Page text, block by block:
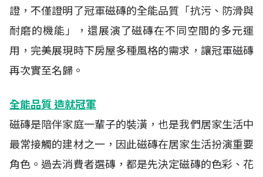
證，不僅證明了冠軍磁磚的全能品質「抗污、防滑與
耐磨的機能」，還展演了磁磚在不同空間的多元運
用，完美展現時下房屋多種風格的需求，讓冠軍磁磚
再次實至名歸。
全能品質造就冠軍
磁磚是陪伴家庭一輩子的裝潢，也是我們居家生活中
最常接觸的建材之一，因此磁磚在居家生活扮演重要
角色。過去消費者選磚，都是先決定磁磚的色彩、花